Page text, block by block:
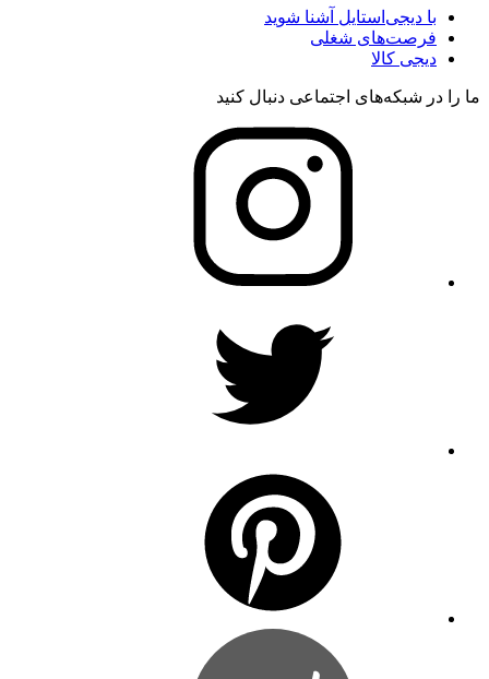
با دیجی‌استایل آشنا شوید
فرصت‌های شغلی
دیجی کالا
ما را در شبکه‌های اجتماعی دنبال کنید